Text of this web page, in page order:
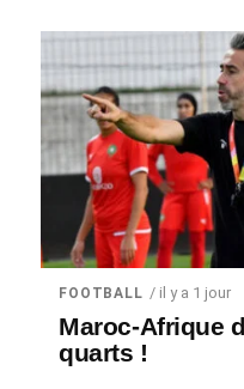
FOOTBALL / il y a 1 jour
Maroc-Afrique
quarts !